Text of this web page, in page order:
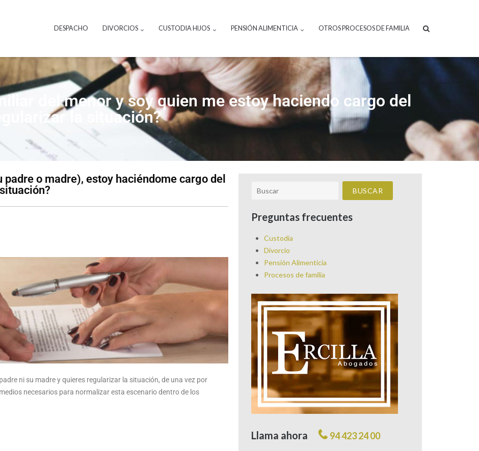
DESPACHO DIVORCIOS CUSTODIA HIJOS PENSIÓN ALIMENTICIA OTROS PROCESOS DE FAMILIA
del menor y soy quien me estoy haciendo cargo del
la situación?
o madre), estoy haciéndome cargo del
ni su madre y quieres regularizar la situación, de una vez por
necesarios para normalizar esta escenario dentro de los
Preguntas frecuentes
Custodia
Divorcio
Pensión Alimenticia
Procesos de familia
Llama ahora 94 423 24 00